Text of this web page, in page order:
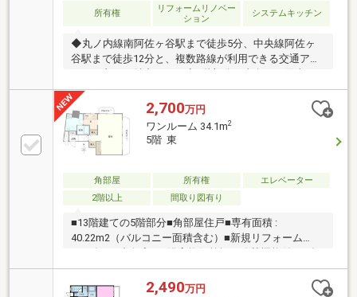
所有権
リフォームリノベー
ション
システムキッチン
◆丸ノ内線南阿佐ヶ谷駅まで徒歩5分、中央線阿佐ヶ
谷駅まで徒歩12分と、複数路線が利用できる交通アク
セスの良さが魅力です。◆6階部分の東向きで陽当た
りや風通しが良く、視界を遮るもののない開放的な眺
望を毎日お楽しみいただけます。◆キッチンや浴室の
交換、クロスの張替など室内リフォーム履歴があり、
綺麗な状態ですぐに新生活を始められます。◆徒歩3
分圏内に活気あるすずらん商店街、徒歩4分圏内に緑
2,700万円
ワンルーム 34.1m2
5階 東
角部屋 所有権
エレベーター
2階以上
間取り図有り
■13階建ての5階部分■角部屋住戸■専有面積 :
40.22m2（バルコニー面積含む）■新規リフォーム
2025年7月中旬完了■浴室換気乾燥・追焚機能付き■食
洗器付き■丸の内線「南阿佐ヶ谷駅」徒歩6分 中
央・総武線「阿佐ヶ谷駅「徒歩12分」
2,490万円